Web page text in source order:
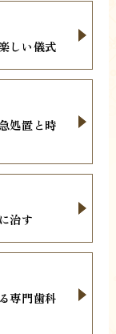
しい儀式
処置と時
治す
専門歯科